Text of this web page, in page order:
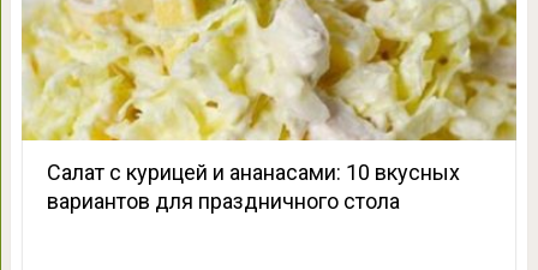
Салат с курицей и ананасами: 10 вкусных
вариантов для праздничного стола